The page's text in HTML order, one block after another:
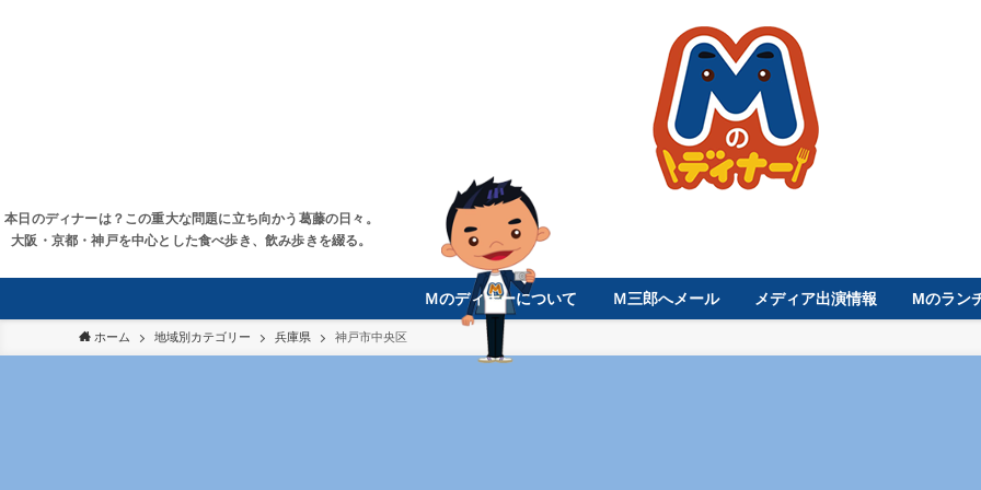
本日のディナーは？この重大な問題に立ち向かう葛藤の日々。
大阪・京都・神戸を中心とした食べ歩き、飲み歩きを綴る。
Ｍのディナーについて Ｍ三郎へメール メディア出演情報 Mのラン
ホーム 地域別カテゴリー 兵庫県 神戸市中央区